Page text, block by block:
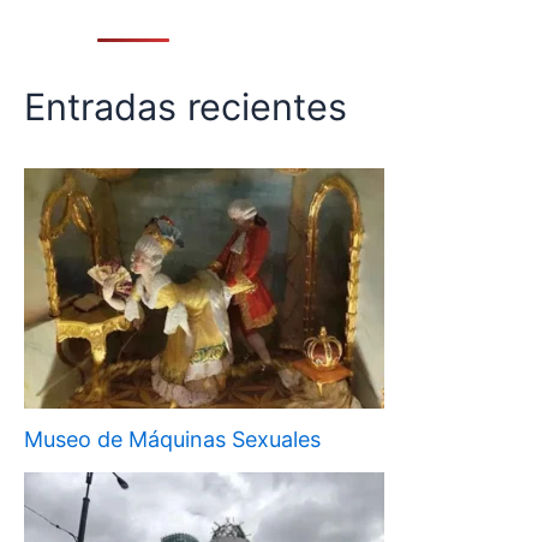
Entradas recientes
Museo de Máquinas Sexuales